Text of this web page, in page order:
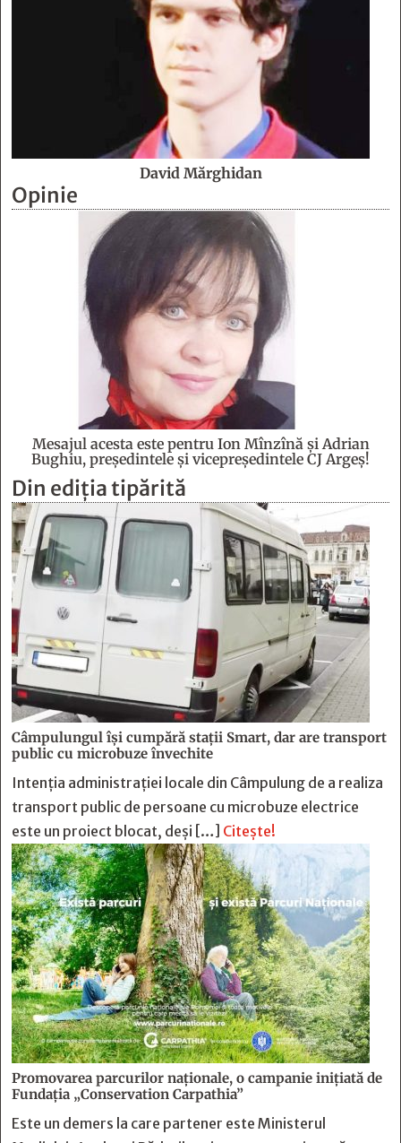
David Mărghidan
Opinie
Mesajul acesta este pentru Ion Mînzînă şi Adrian
Bughiu, preşedintele şi vicepreşedintele CJ Argeş!
Din ediția tipărită
Câmpulungul îşi cumpără staţii Smart, dar are transport
public cu microbuze învechite
Intenția administrației locale din Câmpulung de a realiza
transport public de persoane cu microbuze electrice
este un proiect blocat, deși […] Citește!
Promovarea parcurilor naționale, o campanie inițiată de
Fundația „Conservation Carpathia”
Este un demers la care partener este Ministerul